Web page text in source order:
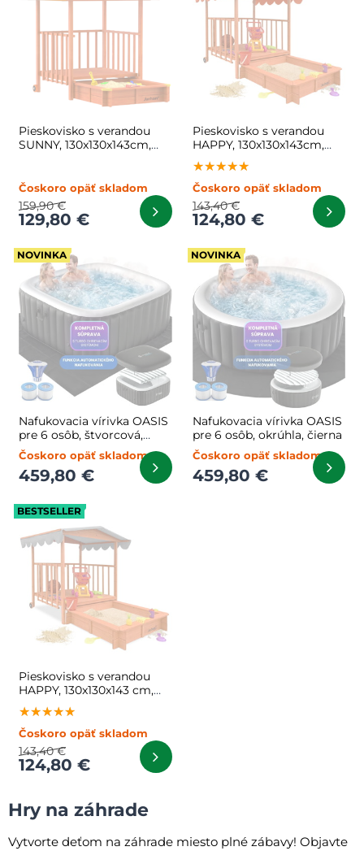
Pieskovisko s verandou
SUNNY, 130x130x143cm,
Čoskoro opäť skladom
129,80 €
159,90 €
Pieskovisko s verandou
HAPPY, 130x130x143cm,
hnedá/oranžová
★★★★★
★★★★★
★★★★★
Čoskoro opäť skladom
124,80 €
143,40 €
NOVINKA
Nafukovacia vírivka OASIS
pre 6 osôb, štvorcová,
čierna
Čoskoro opäť skladom
459,80 €
NOVINKA
Nafukovacia vírivka OASIS
pre 6 osôb, okrúhla, čierna
Čoskoro opäť skladom
459,80 €
BESTSELLER
Pieskovisko s verandou
HAPPY, 130x130x143 cm,
hnedá/šedá
★★★★★
★★★★★
★★★★★
Čoskoro opäť skladom
124,80 €
143,40 €
Hry na záhrade
Vytvorte deťom na záhrade miesto plné zábavy! Objavte